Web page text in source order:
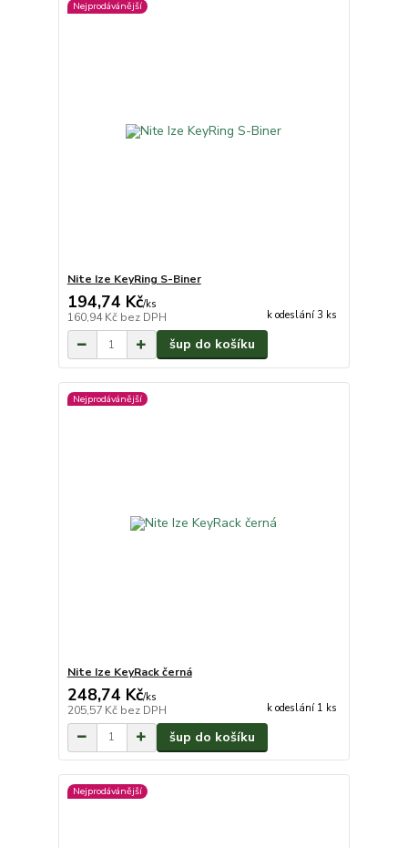
Nejprodávánější
Nite Ize KeyRing S-Biner
194,74 Kč/ks
160,94 Kč bez DPH k odeslání 3 ks
šup do košíku
Nejprodávánější
Nite Ize KeyRack černá
248,74 Kč/ks
205,57 Kč bez DPH k odeslání 1 ks
šup do košíku
Nejprodávánější